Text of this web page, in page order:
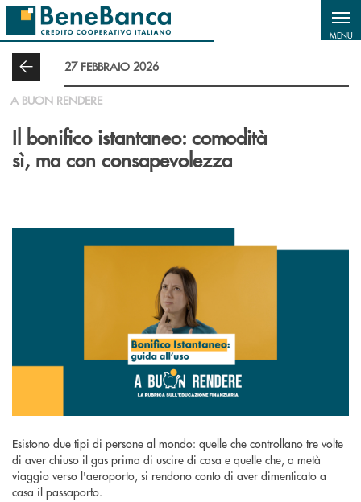
Salta al contenuto principale
MENU
27 FEBBRAIO 2026
A BUON RENDERE
Il bonifico istantaneo: comodità
sì, ma con consapevolezza
Esistono due tipi di persone al mondo: quelle che controllano tre volte
di aver chiuso il gas prima di uscire di casa e quelle che, a metà
viaggio verso l'aeroporto, si rendono conto di aver dimenticato a
casa il passaporto.